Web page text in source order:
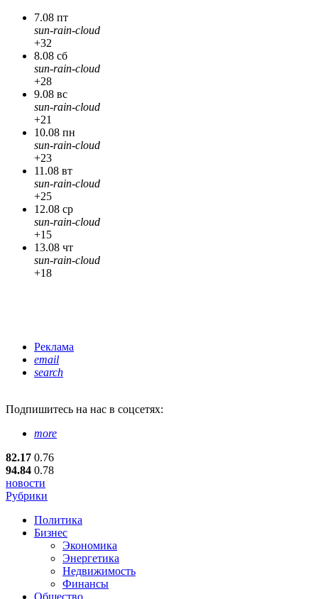
7.08 пт
sun-rain-cloud
+32
8.08 сб
sun-rain-cloud
+28
9.08 вс
sun-rain-cloud
+21
10.08 пн
sun-rain-cloud
+23
11.08 вт
sun-rain-cloud
+25
12.08 ср
sun-rain-cloud
+15
13.08 чт
sun-rain-cloud
+18
Реклама
email
search
Подпишитесь на нас в соцсетях:
more
82.17 0.76
94.84 0.78
новости
Рубрики
Политика
Бизнес
Экономика
Энергетика
Недвижимость
Финансы
Общество